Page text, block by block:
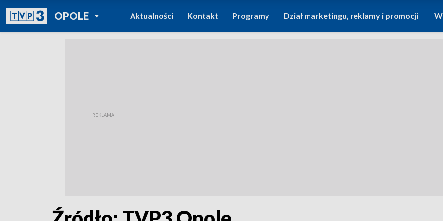
OPOLEPOWRÓT DO
TVP REGIONY
Aktualności Kontakt Programy Dział marketingu, reklamy i promocji